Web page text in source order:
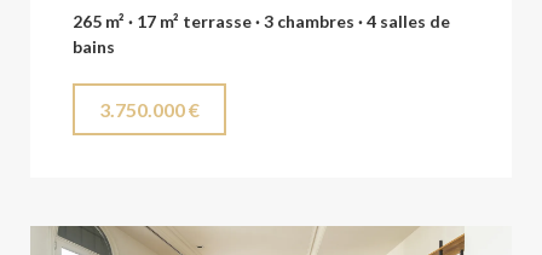
265 m² · 17 m² terrasse · 3 chambres · 4 salles de
bains
3.750.000 €